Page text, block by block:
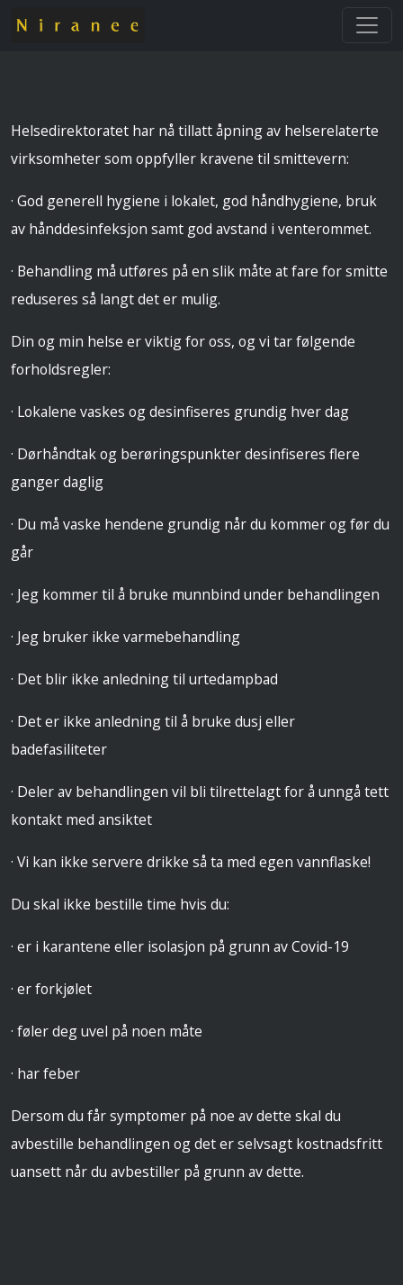
Helsedirektoratet har nå tillatt åpning av helserelaterte
virksomheter som oppfyller kravene til smittevern:
· God generell hygiene i lokalet, god håndhygiene, bruk
av hånddesinfeksjon samt god avstand i venterommet.
· Behandling må utføres på en slik måte at fare for smitte
reduseres så langt det er mulig.
Din og min helse er viktig for oss, og vi tar følgende
forholdsregler:
· Lokalene vaskes og desinfiseres grundig hver dag
· Dørhåndtak og berøringspunkter desinfiseres flere
ganger daglig
· Du må vaske hendene grundig når du kommer og før du
går
· Jeg kommer til å bruke munnbind under behandlingen
· Jeg bruker ikke varmebehandling
· Det blir ikke anledning til urtedampbad
· Det er ikke anledning til å bruke dusj eller
badefasiliteter
· Deler av behandlingen vil bli tilrettelagt for å unngå tett
kontakt med ansiktet
· Vi kan ikke servere drikke så ta med egen vannflaske!
Du skal ikke bestille time hvis du:
· er i karantene eller isolasjon på grunn av Covid-19
· er forkjølet
· føler deg uvel på noen måte
· har feber
Dersom du får symptomer på noe av dette skal du
avbestille behandlingen og det er selvsagt kostnadsfritt
uansett når du avbestiller på grunn av dette.